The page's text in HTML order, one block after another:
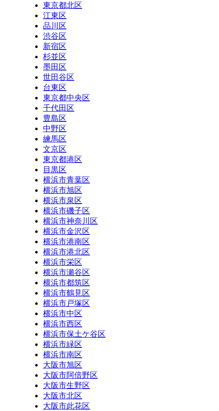
東京都北区
江東区
品川区
渋谷区
新宿区
杉並区
墨田区
世田谷区
台東区
東京都中央区
千代田区
豊島区
中野区
練馬区
文京区
東京都港区
目黒区
横浜市青葉区
横浜市旭区
横浜市泉区
横浜市磯子区
横浜市神奈川区
横浜市金沢区
横浜市港南区
横浜市港北区
横浜市栄区
横浜市瀬谷区
横浜市都筑区
横浜市鶴見区
横浜市戸塚区
横浜市中区
横浜市西区
横浜市保土ケ谷区
横浜市緑区
横浜市南区
大阪市旭区
大阪市阿倍野区
大阪市生野区
大阪市北区
大阪市此花区